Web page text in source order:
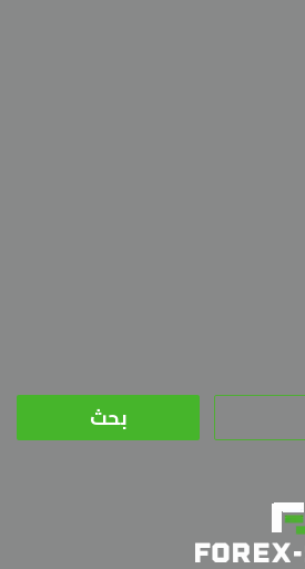
البحث
عن: